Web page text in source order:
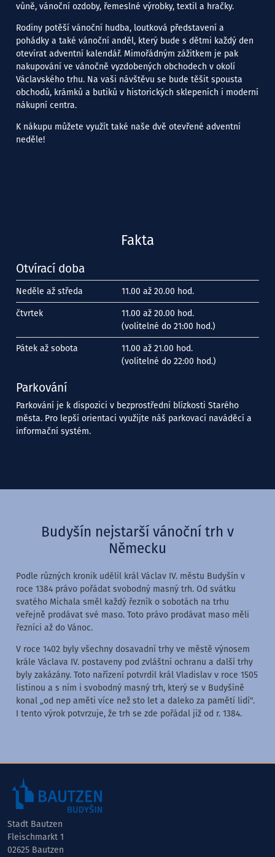
vůně, vánoční ozdoby, řemeslné výrobky, textil a hračky.
Rodiny potěší vánoční hudba, loutková představení a
pohádky a také vánoční anděl, který bude s dětmi každý den
otevírat adventní kalendář. Mimořádným zážitkem je pak
nakupování ve vánočně vyzdobených obchodech v okolí
Václavského trhu. Na vaši návštěvu se bude těšit spousta
obchodů, krámků a butiků v historických sklepeních i moderní
nákupní centra.
K nákupu můžete využít také naše dvě otevřené adventní
neděle!
Fakta
Otvírací doba
Neděle až středa 11.00 až 20.00 hod.
čtvrtek
11.00 až 20.00 hod.
(volitelné do 21:00 hod.)
Pátek až sobota
11.00 až 21.00 hod.
(volitelné do 22:00 hod.)
Parkování
Parkování je k dispozici v bezprostřední blízkosti Starého
města. Pro lepší orientaci využijte náš parkovací naváděcí a
informační systém.
Budyšín nejstarší vánoční trh v
Německu
Podle různých kronik udělil král Václav IV. městu Budyšín v
roce 1384 právo pořádat svobodný masný trh. Od svátku
svatého Michala směl každý řezník o sobotách na trhu
veřejně prodávat své maso. Toto právo prodávat maso měli
řezníci až do Vánoc.
V roce 1402 byly všechny dosavadní trhy ve městě výnosem
krále Václava IV. postaveny pod zvláštní ochranu a další trhy
byly zakázány. Toto nařízení potvrdil král Vladislav v roce 1505
listinou a s ním i svobodný masný trh, který se v Budyšíně
konal „od nep aměti více než sto let a daleko za pamětí lidí".
I tento výrok potvrzuje, že trh se zde pořádal již od r. 1384.
Stadt Bautzen
Fleischmarkt 1
02625 Bautzen